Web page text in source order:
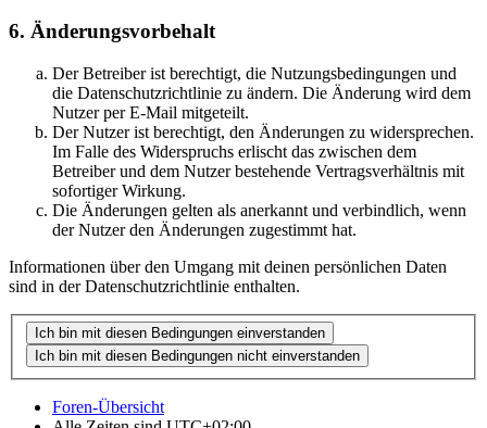
6. Änderungsvorbehalt
Der Betreiber ist berechtigt, die Nutzungsbedingungen und
die Datenschutzrichtlinie zu ändern. Die Änderung wird dem
Nutzer per E-Mail mitgeteilt.
Der Nutzer ist berechtigt, den Änderungen zu widersprechen.
Im Falle des Widerspruchs erlischt das zwischen dem
Betreiber und dem Nutzer bestehende Vertragsverhältnis mit
sofortiger Wirkung.
Die Änderungen gelten als anerkannt und verbindlich, wenn
der Nutzer den Änderungen zugestimmt hat.
Informationen über den Umgang mit deinen persönlichen Daten
sind in der Datenschutzrichtlinie enthalten.
Foren-Übersicht